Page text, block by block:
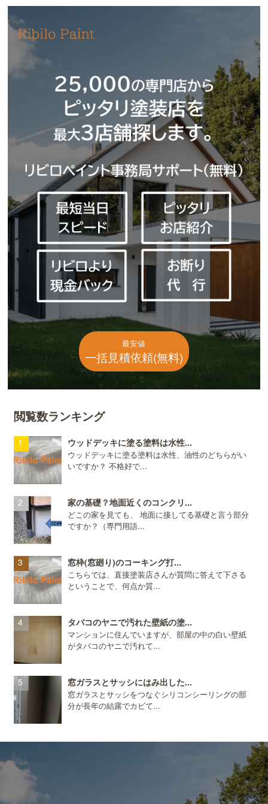
最安値
一括見積依頼(無料)
閲覧数ランキング
ウッドデッキに塗る塗料は水性...
ウッドデッキに塗る塗料は水性、油性のどちらがい
いですか？ 不格好で...
家の基礎？地面近くのコンクリ...
どこの家を見ても、 地面に接してる基礎と言う部分
ですか？（専門用語...
窓枠(窓廻り)のコーキング打...
こちらでは、直接塗装店さんが質問に答えて下さる
ということで、何点か質...
タバコのヤニで汚れた壁紙の塗...
マンションに住んでいますが、部屋の中の白い壁紙
がタバコのヤニで汚れて...
窓ガラスとサッシにはみ出した...
窓ガラスとサッシをつなぐシリコンシーリングの部
分が長年の結露でカビて...